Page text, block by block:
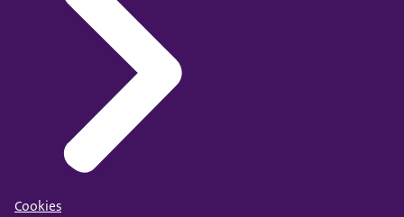
Cookies